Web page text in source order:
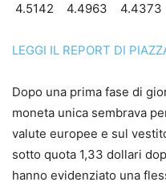
4.5142 4.4963 4.4373
LEGGI IL REPORT DI
Dopo una prima fase di
moneta unica sembrava
valute europee e sul
sotto quota 1,33 dollari
hanno evidenziato una